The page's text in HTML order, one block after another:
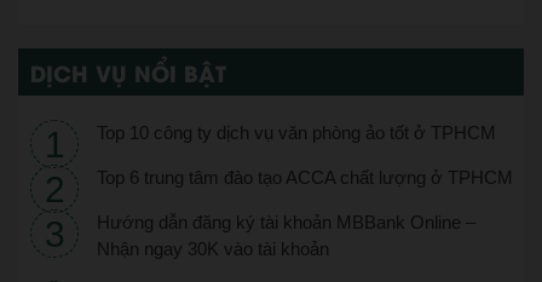
DỊCH VỤ NỔI BẬT
Top 10 công ty dịch vụ văn phòng ảo tốt ở TPHCM
Top 6 trung tâm đào tạo ACCA chất lượng ở TPHCM
Hướng dẫn đăng ký tài khoản MBBank Online –
Nhận ngay 30K vào tài khoản